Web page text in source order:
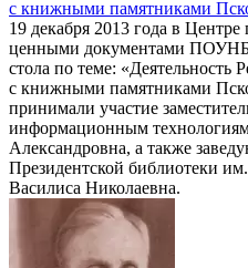
с книжными памятниками
19 декабря 2013 года в
ценными документами ПОУНБ
стола по теме: «Деятельность
с книжными памятниками
принимали участие
информационным
Александровна, а также
Президентской библиотеки
Василиса Николаевна.